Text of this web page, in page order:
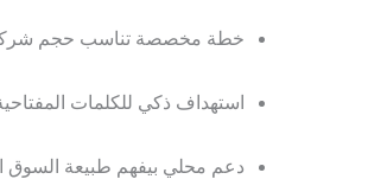
خطة مخصصة تناسب حجم
استهداف ذكي للكلمات
دعم محلي بيفهم طبيعة السوق